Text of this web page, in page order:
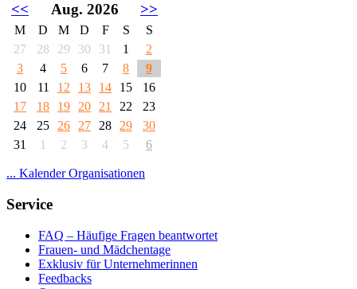
<< Aug. 2026 >>
M D M D F S
S
27
28 29 30 31 1
2
3
4 5 6 7 8
9
10
11 12 13 14 15
16
17
18 19 20 21 22
23
24
25 26 27 28 29
30
31
1 2 3 4 5 6
... Kalender Organisationen
Service
FAQ – Häufige Fragen beantwortet
Frauen- und Mädchentage
Exklusiv für Unternehmerinnen
Feedbacks